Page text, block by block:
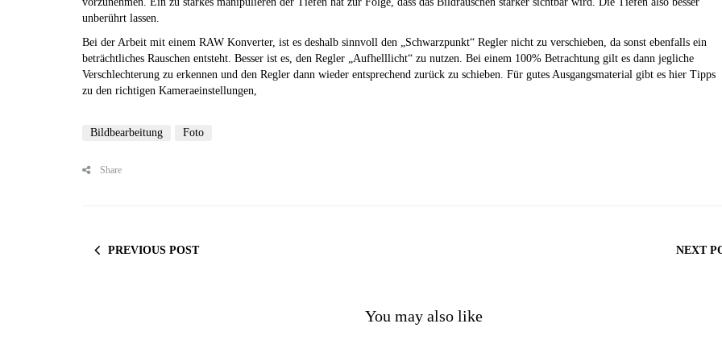
unberührt lassen.
Bei der Arbeit mit einem RAW Konverter, ist es deshalb sinnvoll den „Schwarzpunkt“ Regler nicht zu verschieben, da sonst ebenfalls ein
beträchtliches Rauschen entsteht. Besser ist es, den Regler „Aufhelllicht“ zu nutzen. Bei einem 100% Betrachtung gilt es dann jegliche
Verschlechterung zu erkennen und den Regler dann wieder entsprechend zurück zu schieben. Für gutes Ausgangsmaterial gibt es hier Tipps
zu den richtigen Kameraeinstellungen,
Bildbearbeitung Foto
Share
PREVIOUS POST NEXT
You may also like